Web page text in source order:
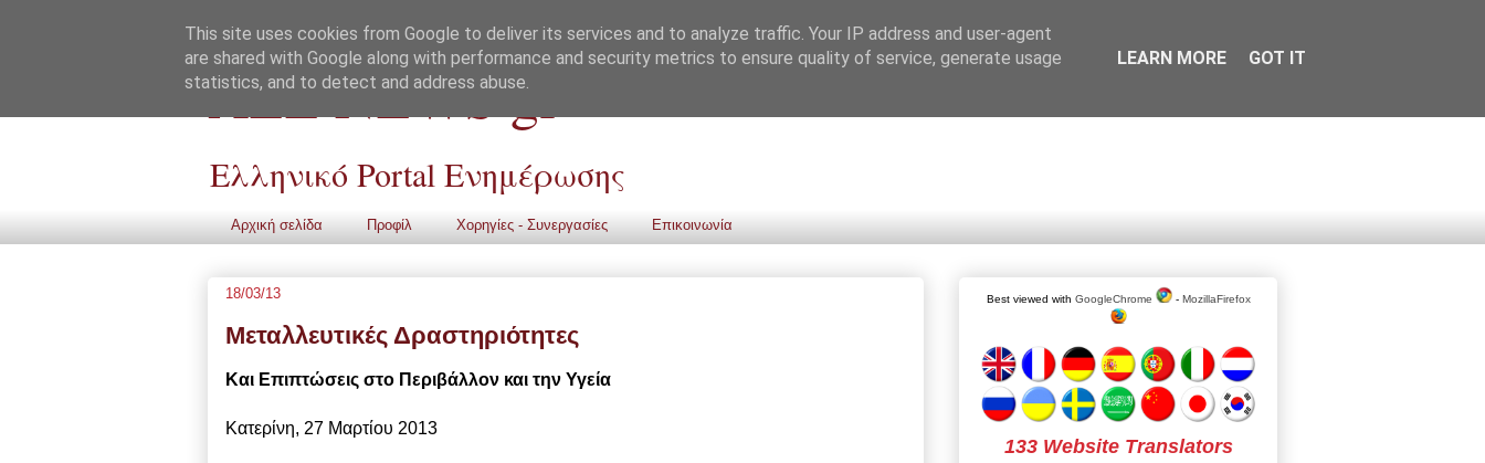
ALL NEWS gr
Ελληνικό Portal Ενημέρωσης
Αρχική σελίδα Προφίλ Χορηγίες - Συνεργασίες Επικοινωνία
18/03/13
Μεταλλευτικές Δραστηριότητες
Και Επιπτώσεις στο Περιβάλλον και την Υγεία
Κατερίνη, 27 Μαρτίου 2013
Best viewed with GoogleChrome - MozillaFirefox
133 Website Translators
This site uses cookies from Google to deliver its services and to analyze traffic. Your IP address and user-agent
are shared with Google along with performance and security metrics to ensure quality of service, generate usage
statistics, and to detect and address abuse.
LEARN MORE GOT IT